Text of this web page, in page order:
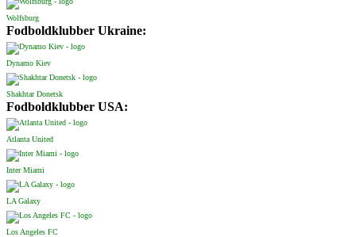
Wolfsburg
Fodboldklubber Ukraine:
Dynamo Kiev
Shakhtar Donetsk
Fodboldklubber USA:
Atlanta United
Inter Miami
LA Galaxy
Los Angeles FC